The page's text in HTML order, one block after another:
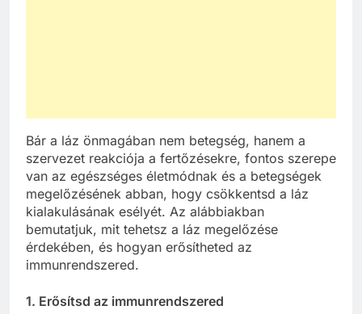
Bár a láz önmagában nem betegség, hanem a
szervezet reakciója a fertőzésekre, fontos szerepe
van az egészséges életmódnak és a betegségek
megelőzésének abban, hogy csökkentsd a láz
kialakulásának esélyét. Az alábbiakban
bemutatjuk, mit tehetsz a láz megelőzése
érdekében, és hogyan erősítheted az
immunrendszered.
1. Erősítsd az immunrendszered